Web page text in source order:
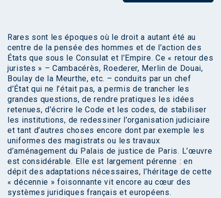
Rares sont les époques où le droit a autant été au
centre de la pensée des hommes et de l’action des
États que sous le Consulat et l’Empire. Ce « retour des
juristes » – Cambacérès, Roederer, Merlin de Douai,
Boulay de la Meurthe, etc. – conduits par un chef
d’État qui ne l’était pas, a permis de trancher les
grandes questions, de rendre pratiques les idées
retenues, d’écrire le Code et les codes, de stabiliser
les institutions, de redessiner l’organisation judiciaire
et tant d’autres choses encore dont par exemple les
uniformes des magistrats ou les travaux
d’aménagement du Palais de justice de Paris. L’œuvre
est considérable. Elle est largement pérenne : en
dépit des adaptations nécessaires, l’héritage de cette
« décennie » foisonnante vit encore au cœur des
systèmes juridiques français et européens.